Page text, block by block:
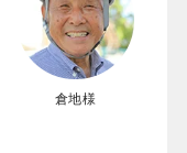
倉地様